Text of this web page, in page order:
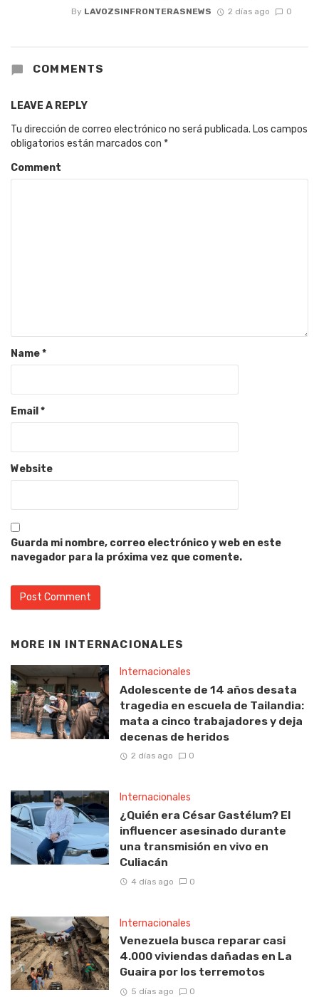
By LAVOZSINFRONTERASNEWS 2 días ago 0
COMMENTS
LEAVE A REPLY
Tu dirección de correo electrónico no será publicada. Los campos
obligatorios están marcados con *
Comment
Name*
Email*
Website
Guarda mi nombre, correo electrónico y web en este
navegador para la próxima vez que comente.
MORE IN INTERNACIONALES
Internacionales
Adolescente de 14 años desata
tragedia en escuela de Tailandia:
mata a cinco trabajadores y deja
decenas de heridos
2 días ago 0
Internacionales
¿Quién era César Gastélum? El
influencer asesinado durante
una transmisión en vivo en
Culiacán
4 días ago 0
Internacionales
Venezuela busca reparar casi
4.000 viviendas dañadas en La
Guaira por los terremotos
5 días ago 0